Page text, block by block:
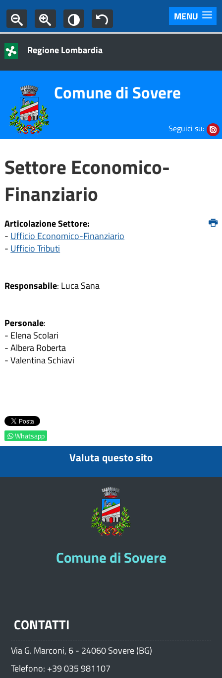
MENU
Regione Lombardia
Comune di Sovere
Seguici su:
Settore Economico-
Finanziario
Articolazione Settore:
- Ufficio Economico-Finanziario
- Ufficio Tributi
Responsabile: Luca Sana
Personale:
- Elena Scolari
- Albera Roberta
- Valentina Schiavi
Whatsapp
Valuta questo sito
Comune di Sovere
CONTATTI
Via G. Marconi, 6 - 24060 Sovere (BG)
Telefono: +39 035 981107